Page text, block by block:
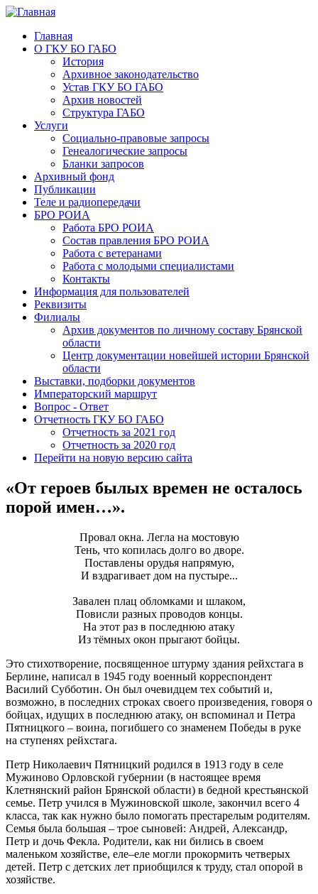
Главная
О ГКУ БО ГАБО
История
Архивное законодательство
Устав ГКУ БО ГАБО
Архив новостей
Структура ГАБО
Услуги
Социально-правовые запросы
Генеалогические запросы
Бланки запросов
Архивный фонд
Публикации
Теле и радиопередачи
БРО РОИА
Работа БРО РОИА
Состав правления БРО РОИА
Работа с ветеранами
Работа с молодыми специалистами
Контакты
Информация для пользователей
Реквизиты
Филиалы
Архив документов по личному составу Брянской
области
Центр документации новейшей истории Брянской
области
Выставки, подборки документов
Императорский маршрут
Вопрос - Ответ
Отчетность ГКУ БО ГАБО
Отчетность за 2021 год
Отчетность за 2020 год
Перейти на новую версию сайта
«От героев былых времен не осталось
порой имен…».
Провал окна. Легла на мостовую
Тень, что копилась долго во дворе.
Поставлены орудья напрямую,
И вздрагивает дом на пустыре...
Завален плац обломками и шлаком,
Повисли разных проводов концы.
На этот раз в последнюю атаку
Из тёмных окон прыгают бойцы.
Это стихотворение, посвященное штурму здания рейхстага в
Берлине, написал в 1945 году военный корреспондент
Василий Субботин. Он был очевидцем тех событий и,
возможно, в последних строках своего произведения, говоря о
бойцах, идущих в последнюю атаку, он вспоминал и Петра
Пятницкого – воина, погибшего со знаменем Победы в руке
на ступенях рейхстага.
Петр Николаевич Пятницкий родился в 1913 году в селе
Мужиново Орловской губернии (в настоящее время
Клетнянский район Брянской области) в бедной крестьянской
семье. Петр учился в Мужиновской школе, закончил всего 4
класса, так как нужно было помогать престарелым родителям.
Семья была большая – трое сыновей: Андрей, Александр,
Петр и дочь Фекла. Родители, как ни бились в своем
маленьком хозяйстве, еле–еле могли прокормить четверых
детей. Петр с детских лет приобщился к труду, стал опорой в
хозяйстве.